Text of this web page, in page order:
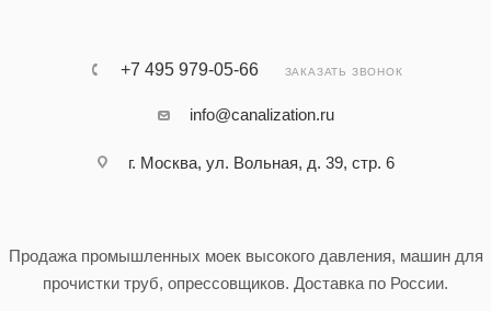
+7 495 979-05-66 ЗАКАЗАТЬ ЗВОНОК
info@canalization.ru
г. Москва, ул. Вольная, д. 39, стр. 6
Продажа промышленных моек высокого давления, машин для
прочистки труб, опрессовщиков. Доставка по России.